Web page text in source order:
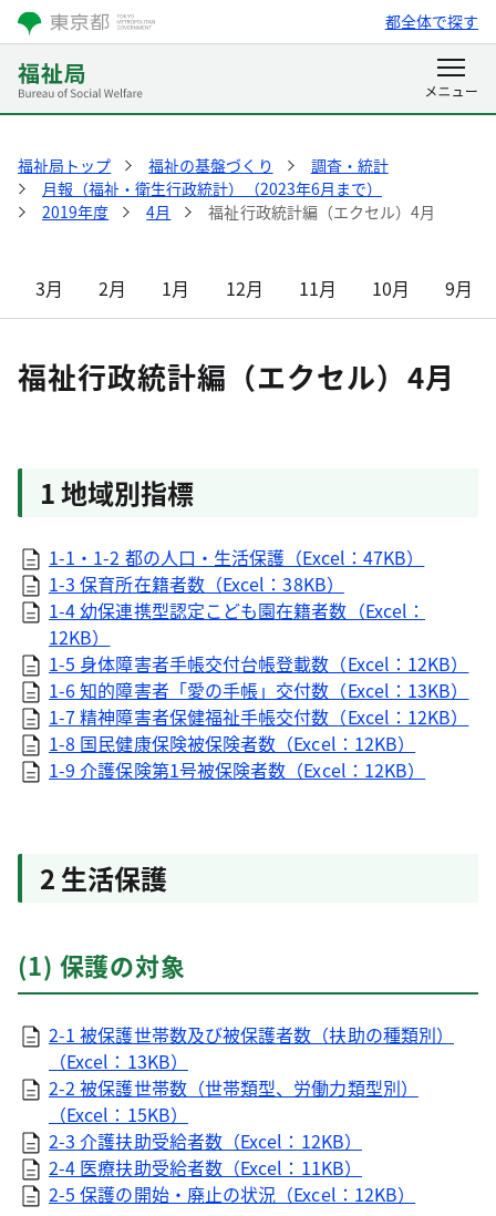
都全体で探す
福祉局トップ 福祉の基盤づくり
調査・統計
月報（福祉・衛生行政統計）（2023年6月まで）
2019年度
4月 福祉行政統計編（エクセル）4月
3月 2月 1月 12月 11月 10月 9月
福祉行政統計編（エクセル）4月
1 地域別指標
1-1・1-2 都の人口・生活保護（Excel：47KB）
1-3 保育所在籍者数（Excel：38KB）
1-4 幼保連携型認定こども園在籍者数（Excel：
12KB）
1-5 身体障害者手帳交付台帳登載数（Excel：12KB）
1-6 知的障害者「愛の手帳」交付数（Excel：13KB）
1-7 精神障害者保健福祉手帳交付数（Excel：12KB）
1-8 国民健康保険被保険者数（Excel：12KB）
1-9 介護保険第1号被保険者数（Excel：12KB）
2 生活保護
(1) 保護の対象
2-1 被保護世帯数及び被保護者数（扶助の種類別）
（Excel：13KB）
2-2 被保護世帯数（世帯類型、労働力類型別）
（Excel：15KB）
2-3 介護扶助受給者数（Excel：12KB）
2-4 医療扶助受給者数（Excel：11KB）
2-5 保護の開始・廃止の状況（Excel：12KB）